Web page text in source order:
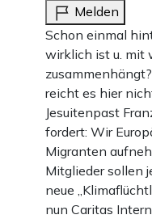
Melden
Schon einmal
wirklich ist u. mit
reicht es hier
Jesuitenpast
fordert: Wir
Migranten
Mitglieder sollen
neue
nun Caritas